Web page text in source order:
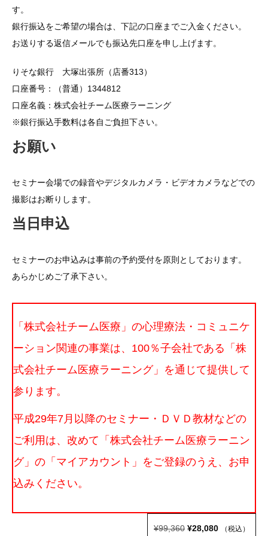
す。
銀行振込をご希望の場合は、下記の口座までご入金ください。
お送りする返信メールでも振込先口座を申し上げます。
りそな銀行 大塚出張所（店番313）
口座番号：（普通）1344812
口座名義：株式会社チーム医療ラーニング
※銀行振込手数料は各自ご負担下さい。
お願い
セミナー会場での録音やデジタルカメラ・ビデオカメラなどでの
撮影はお断りします。
当日申込
セミナーのお申込みは事前の予約受付を原則としております。
あらかじめご了承下さい。
「株式会社チーム医療」の心理療法・コミュニケ
ーション関連の事業は、100％子会社である「株
式会社チーム医療ラーニング」を通じて提供して
参ります。
平成29年7月以降のセミナー・ＤＶＤ教材などの
ご利用は、改めて「株式会社チーム医療ラーニン
グ」の「マイアカウント」をご登録のうえ、お申
込みください。
¥99,360 元
¥28,080現（税込）